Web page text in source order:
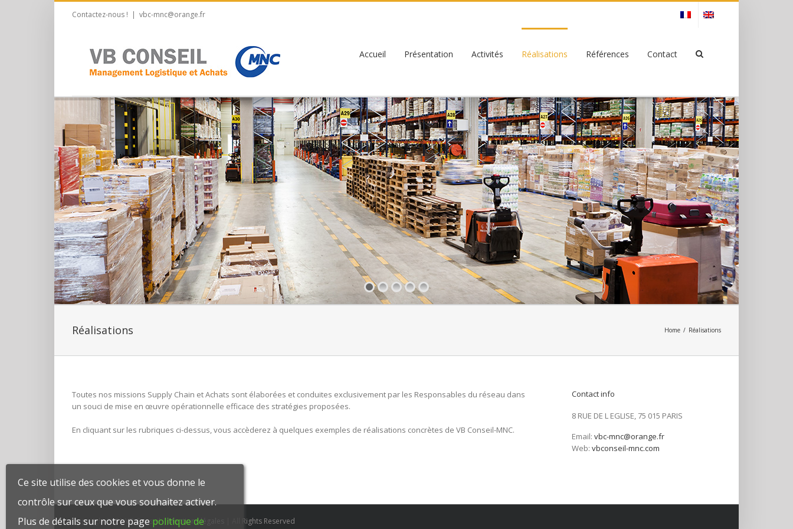
Contactez-nous ! | vbc-mnc@orange.fr
Accueil Présentation Activités Réalisations Références Contact
Réalisations Home / Réalisations
Toutes nos missions Supply Chain et Achats sont élaborées et conduites exclusivement par les Responsables du réseau dans
un souci de mise en œuvre opérationnelle efficace des stratégies proposées.
En cliquant sur les rubriques ci-dessus, vous accèderez à quelques exemples de réalisations concrètes de VB Conseil-MNC.
Contact info
8 RUE DE L EGLISE, 75 015 PARIS
Email: vbc-mnc@orange.fr
Web: vbconseil-mnc.com
Copyright 2021 VB Conseil |Mentions légales | All Rights Reserved
Ce site utilise des cookies et vous donne le
contrôle sur ceux que vous souhaitez activer.
Plus de détails sur notre page politique de